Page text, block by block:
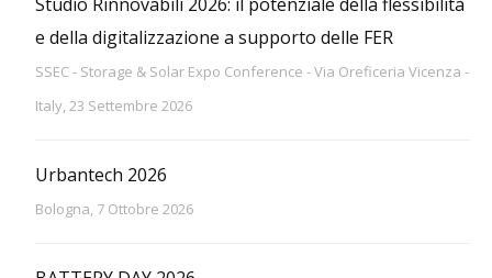
e della digitalizzazione a supporto delle FER
SSEC - Storage & Solar Expo Conference - Via Oreficeria Vicenza -
Italy, 23 Settembre 2026
Urbantech 2026
Bologna, 7 Ottobre 2026